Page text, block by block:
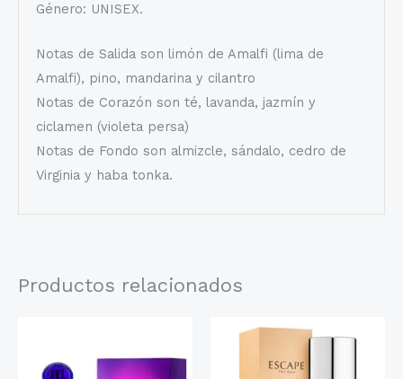
Género: UNISEX.
Notas de Salida son limón de Amalfi (lima de
Amalfi), pino, mandarina y cilantro
Notas de Corazón son té, lavanda, jazmín y
ciclamen (violeta persa)
Notas de Fondo son almizcle, sándalo, cedro de
Virginia y haba tonka.
Productos relacionados